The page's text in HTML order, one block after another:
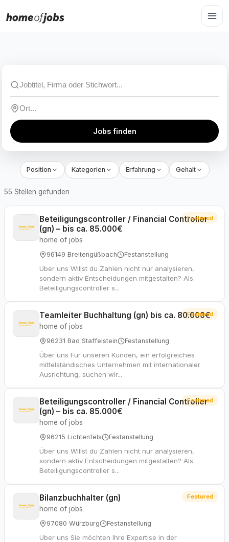
Jobs finden
Position Kategorien Erfahrung Gehalt
55 Stellen gefunden
Beteiligungscontroller / Financial Controller
(gn) – bis ca. 85.000€
home of jobs
96149 Breitengüßbach Festanstellung
Über uns Willst du Zahlen nicht nur analysieren,
sondern aktiv Entscheidungen mitgestalten? Als
Beteiligungscontroller s...
Featured
Teamleiter Buchhaltung (gn) bis ca. 80.000€
home of jobs
96231 Bad Staffelstein Festanstellung
Über uns Für unseren Kunden, ein erfolgreiches
mittelständisches Unternehmen mit internationaler
Ausrichtung, suchen wir...
Featured
Beteiligungscontroller / Financial Controller
(gn) – bis ca. 85.000€
home of jobs
96215 Lichtenfels Festanstellung
Über uns Willst du Zahlen nicht nur analysieren,
sondern aktiv Entscheidungen mitgestalten? Als
Beteiligungscontroller s...
Featured
Bilanzbuchhalter (gn)
home of jobs
97080 Würzburg Festanstellung
Über uns Sie möchten Ihre Expertise in der
Featured